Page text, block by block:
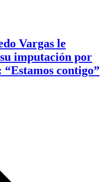
Vargas le
imputación por
“Estamos contigo”